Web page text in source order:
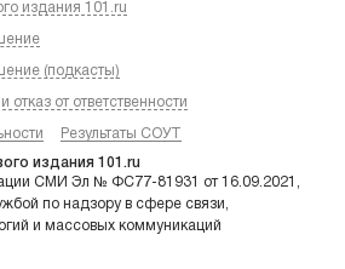
издания 101.ru
(подкасты)
отказ от ответственности
Результаты СОУТ
издания 101.ru
СМИ Эл № ФС77-81931 от 16.09.2021,
по надзору в сфере связи,
и массовых коммуникаций